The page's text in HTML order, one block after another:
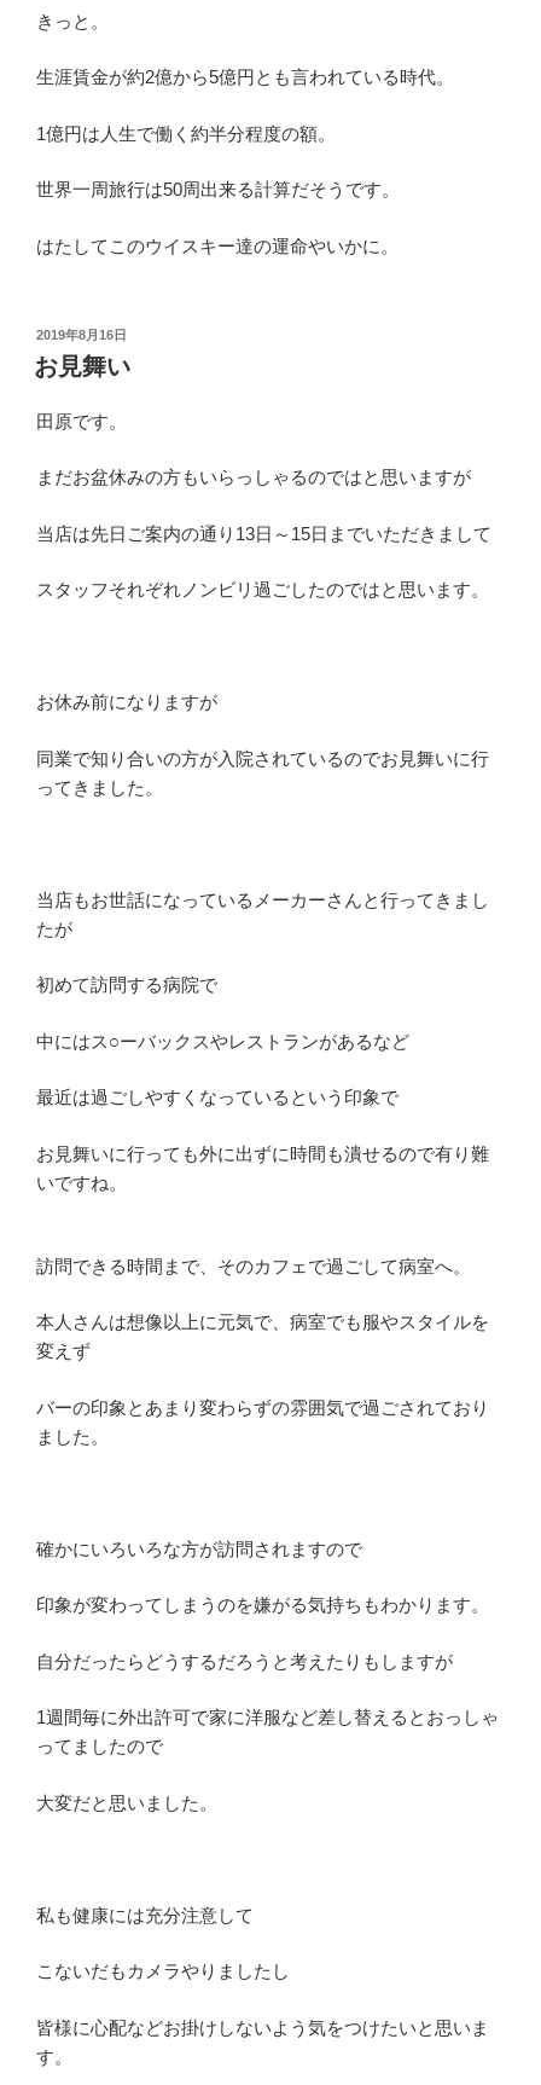
きっと。
生涯賃金が約2億から5億円とも言われている時代。
1億円は人生で働く約半分程度の額。
世界一周旅行は50周出来る計算だそうです。
はたしてこのウイスキー達の運命やいかに。
投
稿
日:
2019年8月16日
お見舞い
田原です。
まだお盆休みの方もいらっしゃるのではと思いますが
当店は先日ご案内の通り13日～15日までいただきまして
スタッフそれぞれノンビリ過ごしたのではと思います。
お休み前になりますが
同業で知り合いの方が入院されているのでお見舞いに行
ってきました。
当店もお世話になっているメーカーさんと行ってきまし
たが
初めて訪問する病院で
中にはス○ーバックスやレストランがあるなど
最近は過ごしやすくなっているという印象で
お見舞いに行っても外に出ずに時間も潰せるので有り難
いですね。
訪問できる時間まで、そのカフェで過ごして病室へ。
本人さんは想像以上に元気で、病室でも服やスタイルを
変えず
バーの印象とあまり変わらずの雰囲気で過ごされており
ました。
確かにいろいろな方が訪問されますので
印象が変わってしまうのを嫌がる気持ちもわかります。
自分だったらどうするだろうと考えたりもしますが
1週間毎に外出許可で家に洋服など差し替えるとおっしゃ
ってましたので
大変だと思いました。
私も健康には充分注意して
こないだもカメラやりましたし
皆様に心配などお掛けしないよう気をつけたいと思いま
す。